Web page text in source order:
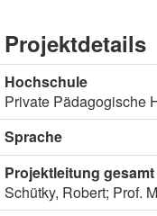
Projektdetails
Hochschule
Private Pädagogische
Sprache
Projektleitung gesamt
Schütky, Robert; Prof.